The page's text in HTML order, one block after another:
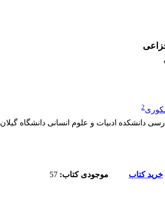
2
دانشکده ادبیات و علوم انسانی دانشگاه گیلان
خرید کتاب موجودی کتاب: